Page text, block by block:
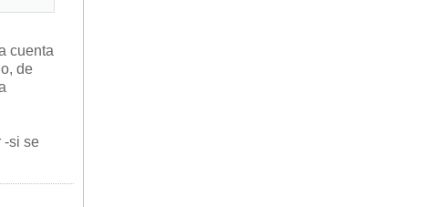
cuenta
de
-si se